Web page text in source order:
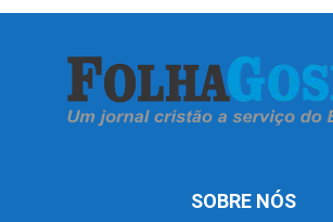
SOBRE NÓS